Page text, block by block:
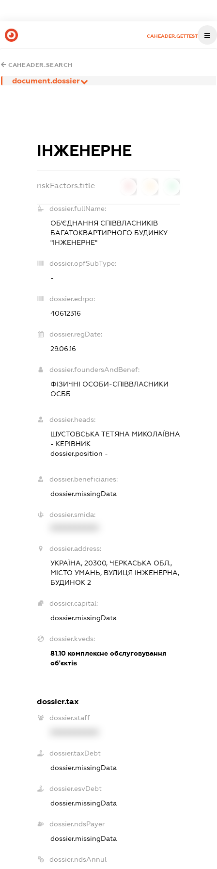
CAHEADER.GETTEST
CAHEADER.SEARCH
document.dossier
ІНЖЕНЕРНЕ
riskFactors.title
dossier.fullName:
ОБ'ЄДНАННЯ СПІВВЛАСНИКІВ
БАГАТОКВАРТИРНОГО БУДИНКУ
"ІНЖЕНЕРНЕ"
dossier.opfSubType:
-
dossier.edrpo:
40612316
dossier.regDate:
29.06.16
dossier.foundersAndBenef:
ФІЗИЧНІ ОСОБИ-СПІВВЛАСНИКИ
ОСББ
dossier.heads:
ШУСТОВСЬКА ТЕТЯНА МИКОЛАЇВНА
- КЕРІВНИК
dossier.position -
dossier.beneficiaries:
dossier.missingData
dossier.smida:
dossier.address:
УКРАЇНА, 20300, ЧЕРКАСЬКА ОБЛ.,
МІСТО УМАНЬ, ВУЛИЦЯ ІНЖЕНЕРНА,
БУДИНОК 2
dossier.capital:
dossier.missingData
dossier.kveds:
81.10комплексне обслуговування
об'єктів
dossier.tax
dossier.staff
dossier.taxDebt
dossier.missingData
dossier.esvDebt
dossier.missingData
dossier.ndsPayer
dossier.missingData
dossier.ndsAnnul